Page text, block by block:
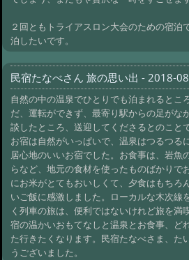
２回ともトライアスロン大会のための宿泊
泊したいです。
民宿たなべさん 旅の思い出 - 2018-
自然の中の温泉でひとりでも泊まれるとこ
だ、運転ができず、最寄り駅からの足がな
談したところ、送迎してくださるとのこと
お宿は自然がいっぱいで、温泉はつるつる
居心地のいいお宿でした。お食事は、岩魚
らなど、地元の食材を使ったものばかりで
にお米がとてもおいしくて、夕食はもちろ
いご飯に感激しました。ローカルな木次線
く列車の旅は、便利ではないけれど旅を満
宿の温かいおもてなしと温泉とお食事、ど
た行きたくなります。民宿たなべさま、た
うございました。